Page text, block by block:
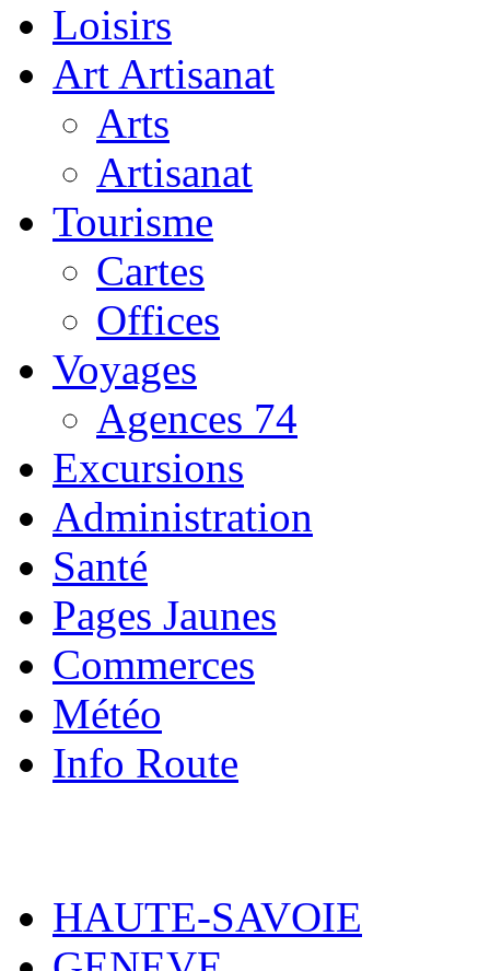
Loisirs
Art Artisanat
Arts
Artisanat
Tourisme
Cartes
Offices
Voyages
Agences 74
Excursions
Administration
Santé
Pages Jaunes
Commerces
Météo
Info Route
HAUTE-SAVOIE